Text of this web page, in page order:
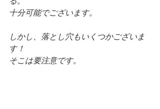
十分可能でございます。
しかし、落とし穴もいくつかございま
す！
そこは要注意です。